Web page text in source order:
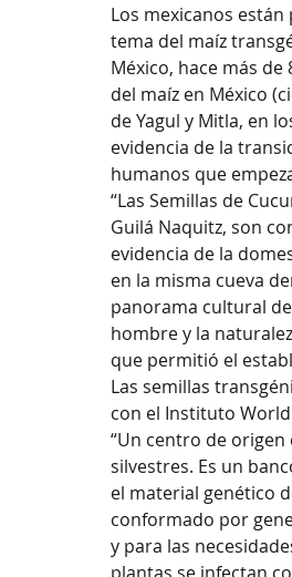
Los mexicanos
tema del maíz
México, hace más
del maíz en México
de Yagul y Mitla, en
evidencia de la
humanos que
“Las Semillas de
Guilá Naquitz, son
evidencia de la
en la misma cueva
panorama cultural
hombre y la
que permitió el
Las semillas
con el Instituto
“Un centro de
silvestres. Es un
el material genético
conformado por
y para las
plantas se infectan